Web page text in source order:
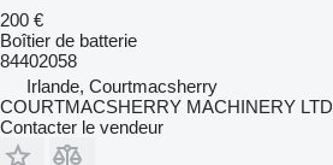
200 €
Boîtier de batterie
84402058
Irlande, Courtmacsherry
COURTMACSHERRY MACHINERY LTD
Contacter le vendeur